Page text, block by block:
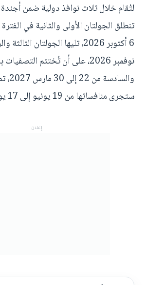
لتُقام خلال ثلاث نوافذ دولية ضمن
نوفمبر 2026، على أن تُختتم
ستجرى منافساتها من 19 يونيو إلى 17 يوليو 2027.
إعلان